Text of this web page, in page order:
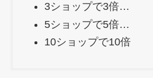
3ショップで3倍…
5ショップで5倍…
10ショップで10倍